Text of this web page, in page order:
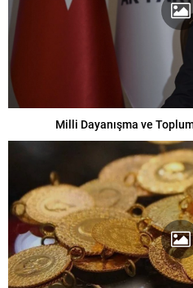
Milli Dayanışma ve